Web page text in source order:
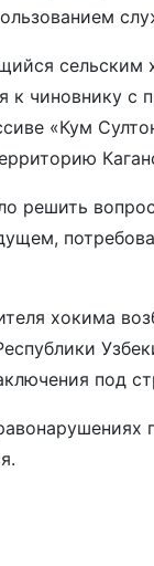
сельским
чиновнику с
«Кум
решить
хокима
под